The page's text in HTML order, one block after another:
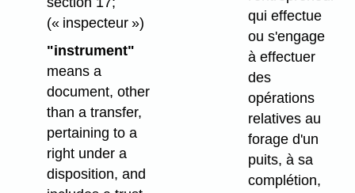
(« inspecteur »)
"instrument"
means a
document, other
than a transfer,
pertaining to a
right under a
disposition, and
qui effectue
ou s'engage
à effectuer
des
opérations
relatives au
forage d'un
puits, à sa
complétion,